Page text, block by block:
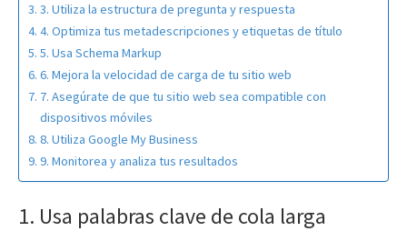
3. Utiliza la estructura de pregunta y respuesta
4. Optimiza tus metadescripciones y etiquetas de título
5. Usa Schema Markup
6. Mejora la velocidad de carga de tu sitio web
7. Asegúrate de que tu sitio web sea compatible con
dispositivos móviles
8. Utiliza Google My Business
9. Monitorea y analiza tus resultados
1. Usa palabras clave de cola larga